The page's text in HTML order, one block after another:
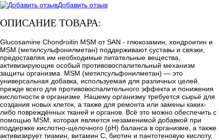
Добавить отзыв
ОПИСАНИЕ ТОВАРА:
Glucosamine Chondroitin MSM от SAN - глюкозамин, хондроитин и
MSM (метилсульфонилметан) поддерживают суставы и связки,
предоставляя им необходимые питательные вещества,
активизирующие особый противовоспалительный механизм
защиты организма. MSM (метилсульфонилметан) — это
универсальная добавка, используемая для различных целей,
прежде всего для противовоспалительного эффекта и понижения
кислотности в организме. Нашему организму требуется сырьё для
создания новых клеток, а также для ремонта или замены каких-
либо повреждённых тканей и органов. Всё это можно обеспечить с
помощью MSM, которая является незаменимой добавкой при
поддержке кислотно-щелочного (pH) баланса в организме, а также
активизирует тиамин, витамин С, биотин и пантотеновую кислоту.